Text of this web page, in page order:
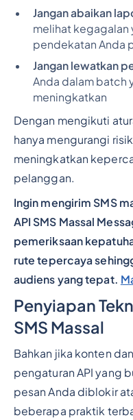
Jangan abaikan
melihat kegagalan
pendekatan Anda
Jangan lewatkan
Anda dalam batch
meningkatkan
Dengan mengikuti
hanya mengurangi
meningkatkan
pelanggan.
Ingin mengirim SMS
API SMS Massal
pemeriksaan
rute tepercaya
audiens yang tepat.
Penyiapan
SMS Massal
Bahkan jika konten
pengaturan API yang
pesan Anda diblokir
beberapa praktik